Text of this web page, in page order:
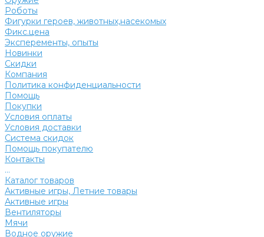
Роботы
Фигурки героев, животных,насекомых
Фикс.цена
Эксперементы, опыты
Новинки
Скидки
Компания
Политика конфиденциальности
Помощь
Покупки
Условия оплаты
Условия доставки
Система скидок
Помощь покупателю
Контакты
...
Каталог товаров
Активные игры, Летние товары
Активные игры
Вентиляторы
Мячи
Водное оружие